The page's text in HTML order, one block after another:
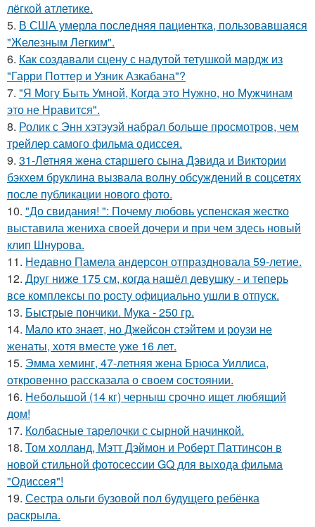
лёгкой атлетике.
5. В США умерла последняя пациентка, пользовавшаяся
"Железным Легким".
6. Как создавали сцену с надутой тетушкой мардж из
"Гарри Поттер и Узник Азкабана"?
7. "Я Могу Быть Умной, Когда это Нужно, но Мужчинам
это не Нравится".
8. Ролик с Энн хэтэуэй набрал больше просмотров, чем
трейлер самого фильма одиссея.
9. 31-Летняя жена старшего сына Дэвида и Виктории
бэкхем бруклина вызвала волну обсуждений в соцсетях
после публикации нового фото.
10. "До свидания! ": Почему любовь успенская жестко
выставила жениха своей дочери и при чем здесь новый
клип Шнурова.
11. Недавно Памела андерсон отпраздновала 59-летие.
12. Друг ниже 175 см, когда нашёл девушку - и теперь
все комплексы по росту официально ушли в отпуск.
13. Быстрые пончики. Мука - 250 гр.
14. Мало кто знает, но Джейсон стэйтем и роузи не
женаты, хотя вместе уже 16 лет.
15. Эмма хеминг, 47-летняя жена Брюса Уиллиса,
откровенно рассказала о своем состоянии.
16. Небольшой (14 кг) черныш срочно ищет любящий
дом!
17. Колбасные тарелочки с сырной начинкой.
18. Том холланд, Мэтт Дэймон и Роберт Паттинсон в
новой стильной фотосессии GQ для выхода фильма
"Одиссея"!
19. Сестра ольги бузовой пол будущего ребёнка
раскрыла.